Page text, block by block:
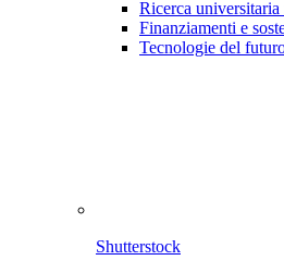
Ricerca
Finanziamenti e
Tecnologie del
Shutterstock